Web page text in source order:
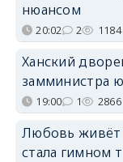
нюансом
20:02 2 1184
Ханский
замминистра
19:00 1 2866
Любовь живёт
стала гимном